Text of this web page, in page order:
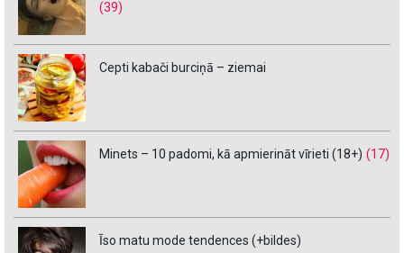
(39)
Cepti kabači burciņā – ziemai
Minets – 10 padomi, kā apmierināt vīrieti (18+) (17)
Īso matu mode tendences (+bildes)